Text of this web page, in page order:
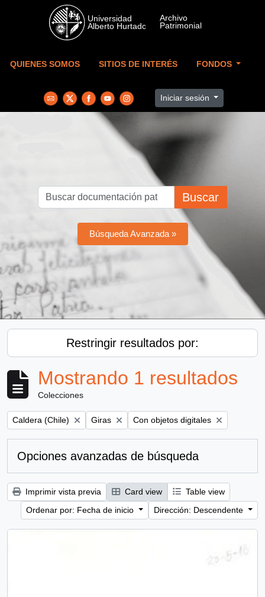
Skip to main content
QUIENES SOMOS SITIOS DE INTERÉS FONDOS
Iniciar sesión
Buscar
Búsqueda Avanzada »
Restringir resultados por:
Mostrando 1 resultados
Colecciones
Remove filter:
Caldera (Chile) Remove filter:
Giras Remove filter:
Con objetos digitales
Opciones avanzadas de búsqueda
Imprimir vista previa Card view
Table view
Ordenar por: Fecha de inicio
Dirección: Descendente